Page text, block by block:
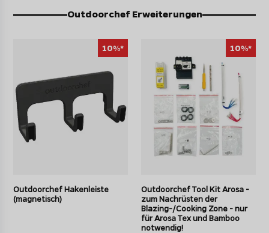
Outdoorchef Erweiterungen
10%*
Outdoorchef Hakenleiste
(magnetisch)
10%*
Outdoorchef Tool Kit Arosa -
zum Nachrüsten der
Blazing-/Cooking Zone - nur
für Arosa Tex und Bamboo
notwendig!